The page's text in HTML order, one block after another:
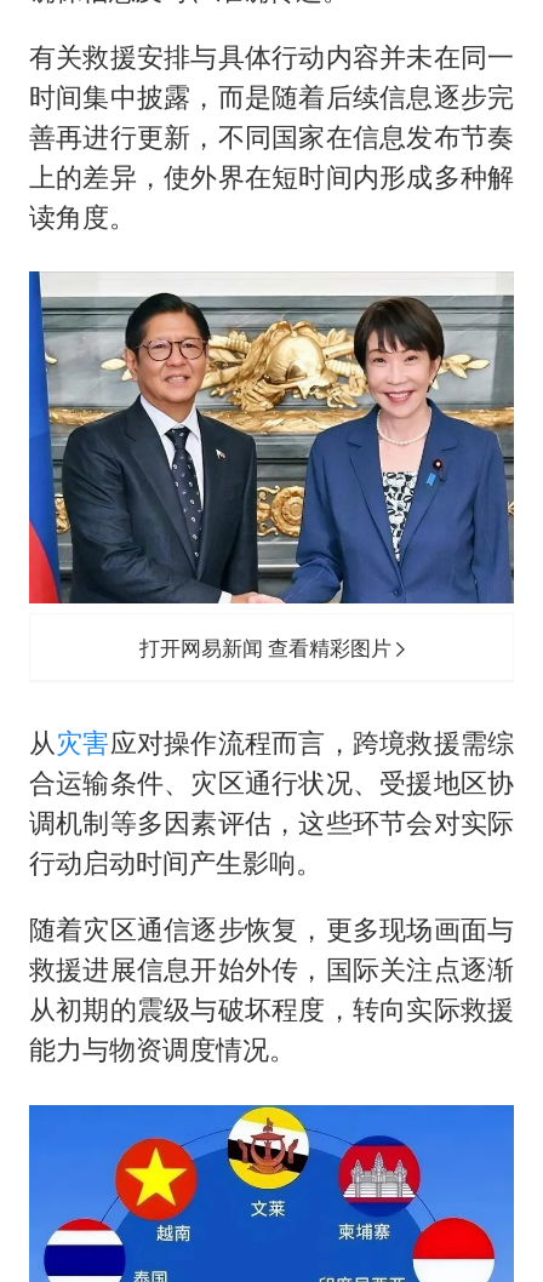
有关救援安排与具体行动内容并未在同一
时间集中披露，而是随着后续信息逐步完
善再进行更新，不同国家在信息发布节奏
上的差异，使外界在短时间内形成多种解
读角度。
打开网易新闻 查看精彩图片
从灾害应对操作流程而言，跨境救援需综
合运输条件、灾区通行状况、受援地区协
调机制等多因素评估，这些环节会对实际
行动启动时间产生影响。
随着灾区通信逐步恢复，更多现场画面与
救援进展信息开始外传，国际关注点逐渐
从初期的震级与破坏程度，转向实际救援
能力与物资调度情况。